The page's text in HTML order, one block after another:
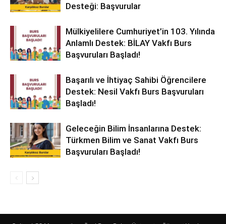
Desteği: Başvurular
Mülkiyelilere Cumhuriyet’in 103. Yılında
Anlamlı Destek: BİLAY Vakfı Burs
Başvuruları Başladı!
Başarılı ve İhtiyaç Sahibi Öğrencilere
Destek: Nesil Vakfı Burs Başvuruları
Başladı!
Geleceğin Bilim İnsanlarına Destek:
Türkmen Bilim ve Sanat Vakfı Burs
Başvuruları Başladı!